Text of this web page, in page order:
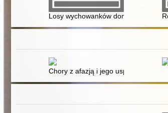
Losy wychowanków domu dziecka :
Chory z afazją i jego usprawnienie